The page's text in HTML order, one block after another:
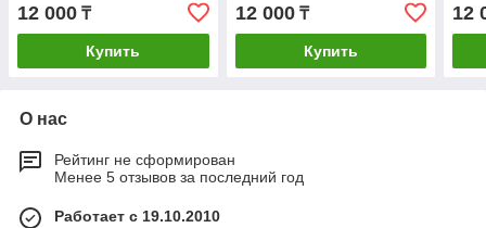
12 000 ₸
Купить
12 000₸
Купить
12
О нас
Рейтинг не сформирован
Менее 5 отзывов за последний год
Работает с 19.10.2010